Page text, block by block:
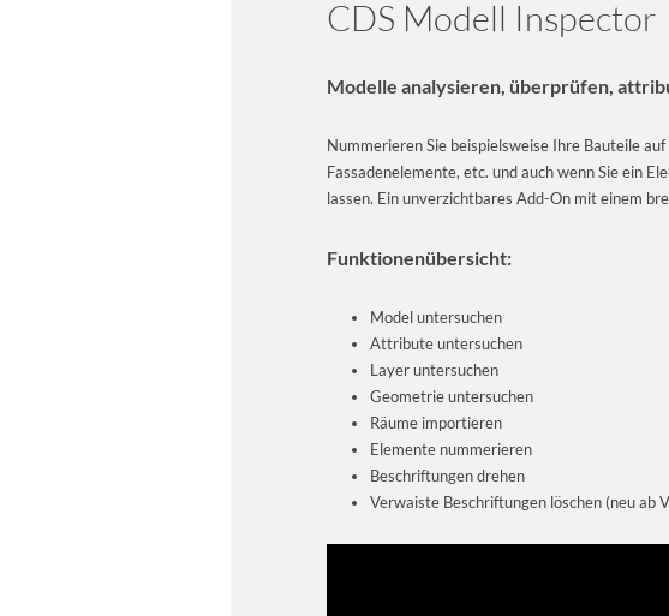
CDS Modell Inspector
Modelle analysieren, überprüfen,
Nummerieren Sie beispielsweise Ihre Bauteile
Fassadenelemente, etc. und auch wenn Sie ein
lassen. Ein unverzichtbares Add-On mit einem
Funktionenübersicht:
Model untersuchen
Attribute untersuchen
Layer untersuchen
Geometrie untersuchen
Räume importieren
Elemente nummerieren
Beschriftungen drehen
Verwaiste Beschriftungen löschen (neu ab